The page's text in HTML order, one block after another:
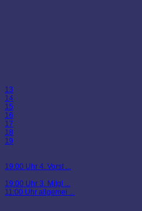
13
14
15
16
17
18
19
19:00 Uhr 4. Vorst ...
19:00 Uhr 3. Mitgl ...
11:00 Uhr allgemei ...